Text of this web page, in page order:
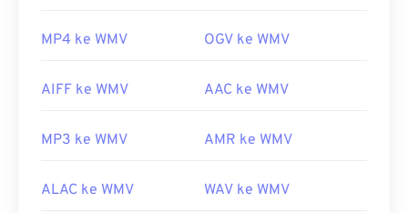
MP4 ke WMV OGV ke WMV
AIFF ke WMV AAC ke WMV
MP3 ke WMV AMR ke WMV
ALAC ke WMV WAV ke WMV